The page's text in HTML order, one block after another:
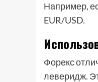
Например,
EUR/USD.
Форекс
леверидж.